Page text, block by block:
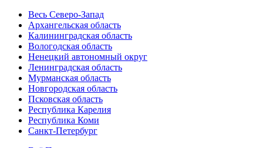
Весь Северо-Запад
Архангельская область
Калининградская область
Вологодская область
Ненецкий автономный округ
Ленинградская область
Мурманская область
Новгородская область
Псковская область
Республика Карелия
Республика Коми
Санкт-Петербург